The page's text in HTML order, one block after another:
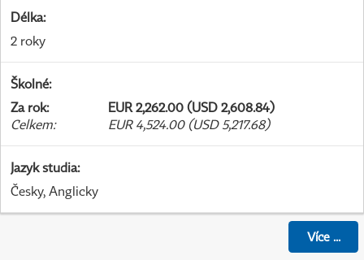
Délka:
2 roky
Školné:
Za rok:
EUR 2,262.00 (USD 2,608.84)
Celkem: EUR 4,524.00 (USD 5,217.68)
Jazyk studia:
Česky, Anglicky
Více...